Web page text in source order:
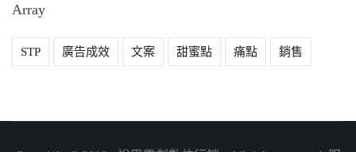
Array
STP 廣告成效 文案 甜蜜點 痛點 銷售